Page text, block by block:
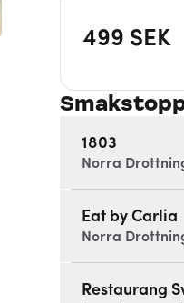
499 SEK
1803
Norra
Eat by Carlia
Norra
Restaurang